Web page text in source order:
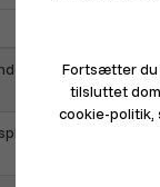
frem, får din
med målet at
Fortsætter du
tilsluttet
cookie-politik,